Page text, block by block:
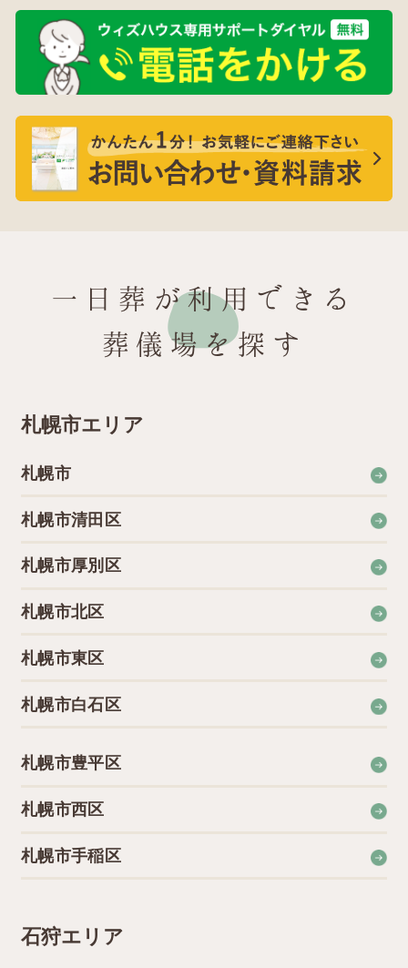
一日葬が利用できる
葬儀場を探す
札幌市エリア
札幌市
札幌市清田区
札幌市厚別区
札幌市北区
札幌市東区
札幌市白石区
札幌市豊平区
札幌市西区
札幌市手稲区
石狩エリア